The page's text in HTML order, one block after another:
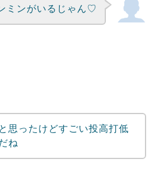
ミンがいるじゃん♡
思ったけどすごい投高打低
ね